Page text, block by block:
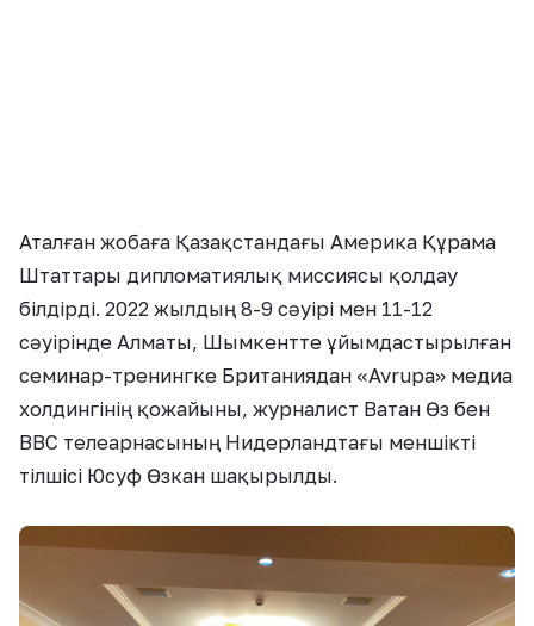
Аталған жобаға Қазақстандағы Америка Құрама
Штаттары дипломатиялық миссиясы қолдау
білдірді. 2022 жылдың 8-9 сәуірі мен 11-12
сәуірінде Алматы, Шымкентте ұйымдастырылған
семинар-тренингке Британиядан «Avrupa» медиа
холдингінің қожайыны, журналист Ватан Өз бен
ВВС телеарнасының Нидерландтағы меншікті
тілшісі Юсуф Өзкан шақырылды.